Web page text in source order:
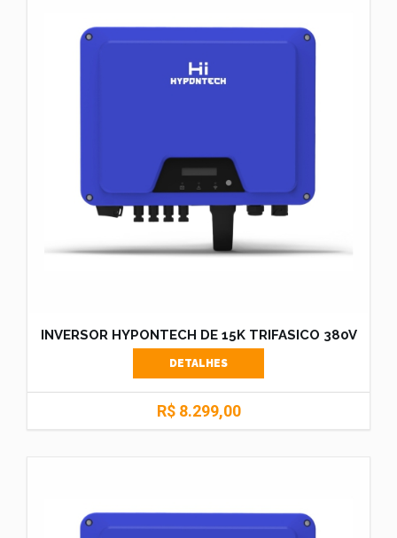
INVERSOR HYPONTECH DE 15K TRIFASICO 380V
DETALHES
R$ 8.299,00